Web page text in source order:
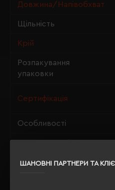
ШАНОВНІ ПАРТНЕРИ ТА
Довжина/Напівобхват
Щільність
Крій
Розпакування
упаковки
Сертифікація
Особливості